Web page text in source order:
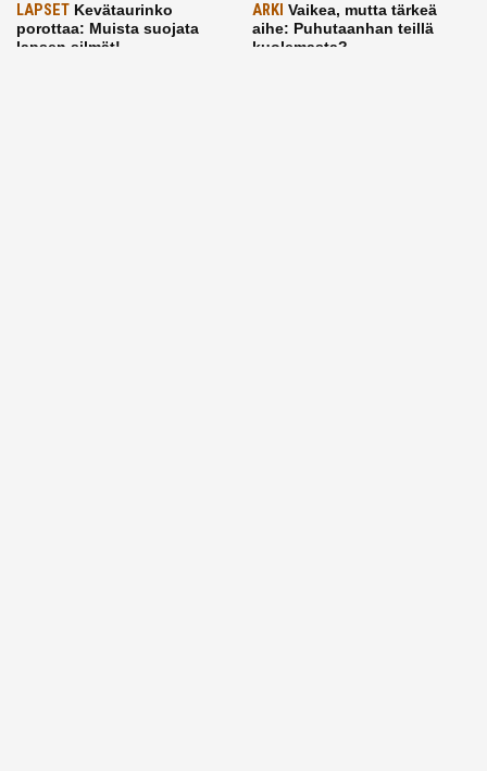
LAPSET Kevätaurinko
porottaa: Muista suojata
lapsen silmät!
ARKI Vaikea, mutta tärkeä
aihe: Puhutaanhan teillä
kuolemasta?